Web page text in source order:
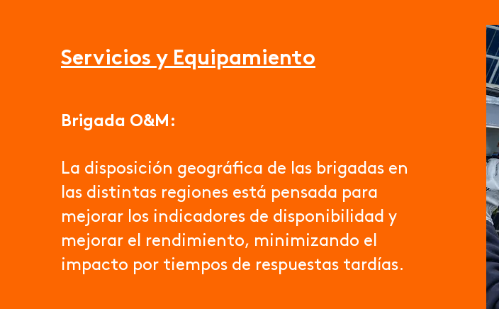
Servicios y Equipamiento
Brigada O&M:
La disposición geográfica de las brigadas en
las distintas regiones está pensada para
mejorar los indicadores de disponibilidad y
mejorar el rendimiento, minimizando el
impacto por tiempos de respuestas tardías.